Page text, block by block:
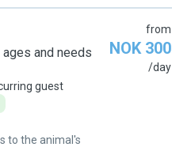
straks en av
bilde, men med
noe alvorlig
og fornøyde etter
tegn til stress. "
and needs
guest
to the animal's
from
NOK 300
/day